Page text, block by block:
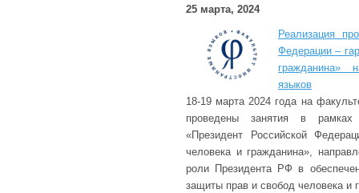
25 марта, 2024
Реализация
Федерации –
гражданина»
языков
18-19 марта 2024 года на
проведены занятия в рамках
«Президент Российской
человека и гражданина»,
роли Президента РФ в
защиты прав и свобод человека и